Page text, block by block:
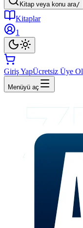
Kitap veya konu ara/
Kitaplar
1
Giriş YapÜcretsiz Üye Ol
Menüyü aç